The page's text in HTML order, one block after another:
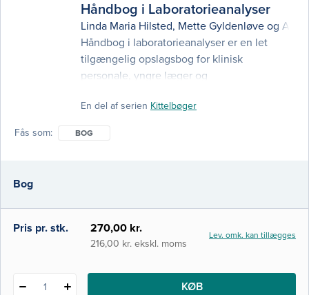
Håndbog i Laboratorieanalyser
Linda Maria Hilsted, Mette Gyldenløve og
Håndbog i laboratorieanalyser er en let
tilgængelig opslagsbog for klinisk
personale, yngre læger og
og overskuelig, og repræsenterer 'state of
En del af serien Kittelbøger
Fås som BOG
Bog
Pris pr. stk. 270,00 kr.
216,00 kr. ekskl. moms
Lev. omk. kan tillægges
1 KØB